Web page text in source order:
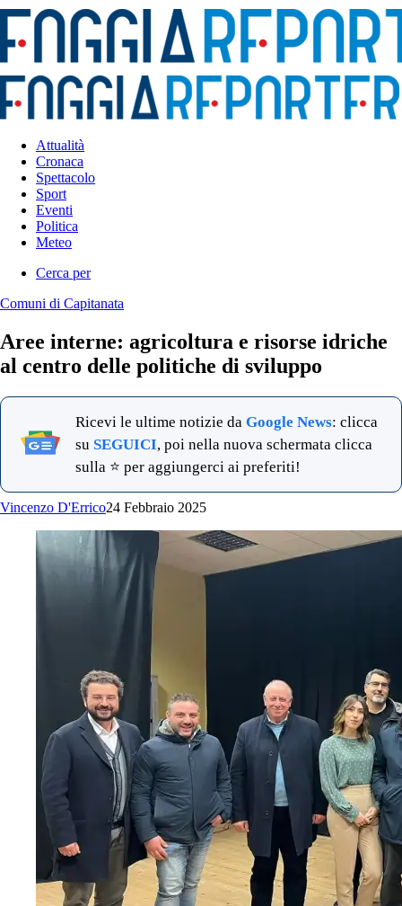
Attualità
Cronaca
Spettacolo
Sport
Eventi
Politica
Meteo
Cerca per
Comuni di Capitanata
Aree interne: agricoltura e risorse idriche
al centro delle politiche di sviluppo
Ricevi le ultime notizie da Google News: clicca
su SEGUICI, poi nella nuova schermata clicca
sulla ⭐ per aggiungerci ai preferiti!
Vincenzo D'Errico24 Febbraio 2025